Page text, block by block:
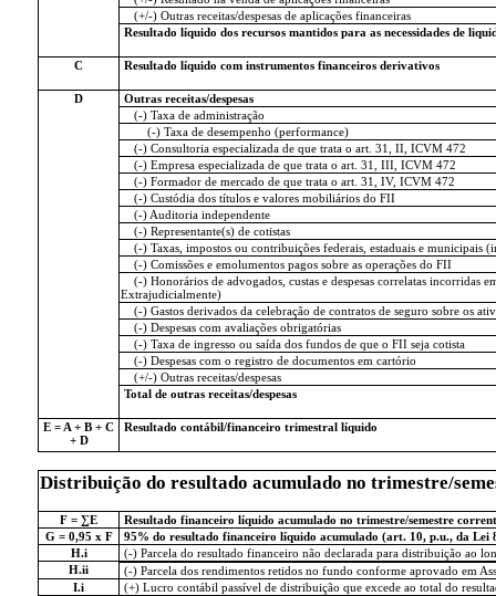
(+/-) Outras receitas/despesas de aplicações financeiras
Resultado líquido dos recursos mantidos para as necessidades de
C Resultado líquido com instrumentos financeiros derivativos
D
Outras receitas/despesas
(-) Taxa de administração
(-) Taxa de desempenho (performance)
(-) Consultoria especializada de que trata o art. 31, II, ICVM 472
(-) Empresa especializada de que trata o art. 31, III, ICVM 472
(-) Formador de mercado de que trata o art. 31, IV, ICVM 472
(-) Custódia dos títulos e valores mobiliários do FII
(-) Auditoria independente
(-) Representante(s) de cotistas
(-) Taxas, impostos ou contribuições federais, estaduais e municipais
(-) Comissões e emolumentos pagos sobre as operações do FII
(-) Honorários de advogados, custas e despesas correlatas incorridas
Extrajudicialmente)
(-) Gastos derivados da celebração de contratos de seguro sobre os
(-) Despesas com avaliações obrigatórias
(-) Taxa de ingresso ou saída dos fundos de que o FII seja cotista
(-) Despesas com o registro de documentos em cartório
(+/-) Outras receitas/despesas
Total de outras receitas/despesas
E = A + B + C
+ D
Resultado contábil/financeiro trimestral líquido
Distribuição do resultado acumulado no trimestre/
F = ∑E
Resultado financeiro líquido acumulado no trimestre/semestre
G = 0,95 x F
95% do resultado financeiro líquido acumulado (art. 10, p.u., da Lei
H.i
(-) Parcela do resultado financeiro não declarada para distribuição ao
H.ii
(-) Parcela dos rendimentos retidos no fundo conforme aprovado em
I.i
(+) Lucro contábil passível de distribuição que excede ao total do